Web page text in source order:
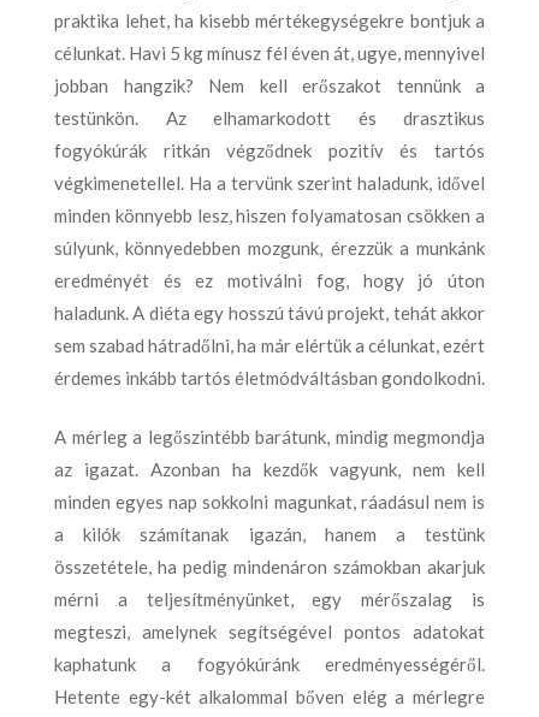
praktika lehet, ha kisebb mértékegységekre bontjuk a
célunkat. Havi 5 kg mínusz fél éven át, ugye, mennyivel
jobban hangzik? Nem kell erőszakot tennünk a
testünkön. Az elhamarkodott és drasztikus
fogyókúrák ritkán végződnek pozitív és tartós
végkimenetellel. Ha a tervünk szerint haladunk, idővel
minden könnyebb lesz, hiszen folyamatosan csökken a
súlyunk, könnyedebben mozgunk, érezzük a munkánk
eredményét és ez motiválni fog, hogy jó úton
haladunk. A diéta egy hosszú távú projekt, tehát akkor
sem szabad hátradőlni, ha már elértük a célunkat, ezért
érdemes inkább tartós életmódváltásban gondolkodni.
A mérleg a legőszintébb barátunk, mindig megmondja
az igazat. Azonban ha kezdők vagyunk, nem kell
minden egyes nap sokkolni magunkat, ráadásul nem is
a kilók számítanak igazán, hanem a testünk
összetétele, ha pedig mindenáron számokban akarjuk
mérni a teljesítményünket, egy mérőszalag is
megteszi, amelynek segítségével pontos adatokat
kaphatunk a fogyókúránk eredményességéről.
Hetente egy-két alkalommal bőven elég a mérlegre